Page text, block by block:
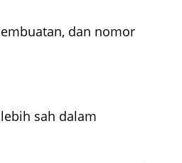
dan nomor
sah dalam